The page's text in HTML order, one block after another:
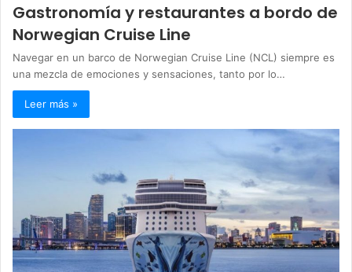
Gastronomía y restaurantes a bordo de
Norwegian Cruise Line
Navegar en un barco de Norwegian Cruise Line (NCL) siempre es
una mezcla de emociones y sensaciones, tanto por lo…
Leer más »